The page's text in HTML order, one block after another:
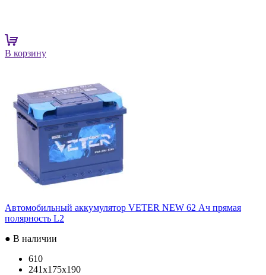
В корзину
Автомобильный аккумулятор VETER NEW 62 Ач прямая
полярность L2
● В наличии
610
241x175x190